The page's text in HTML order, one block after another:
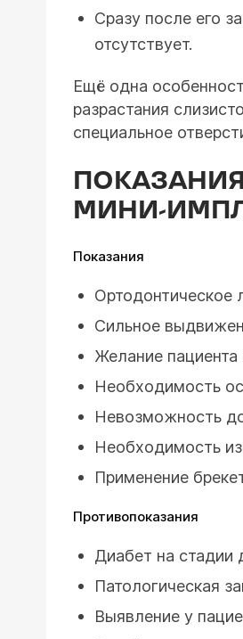
Сразу после его
отсутствует.
Ещё одна
разрастания
специальное
МИНИ-
Показания
Ортодонтическое
Сильное
Желание
Необходимость
Невозможность
Необходимость
Применение
Противопоказания
Диабет на стадии
Патологическая
Выявление у